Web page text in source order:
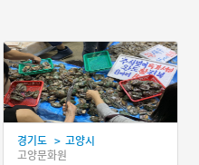
경기도 > 고양시
고양문화원